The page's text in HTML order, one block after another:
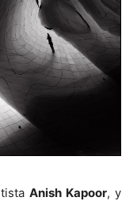
Anish Kapoor, y